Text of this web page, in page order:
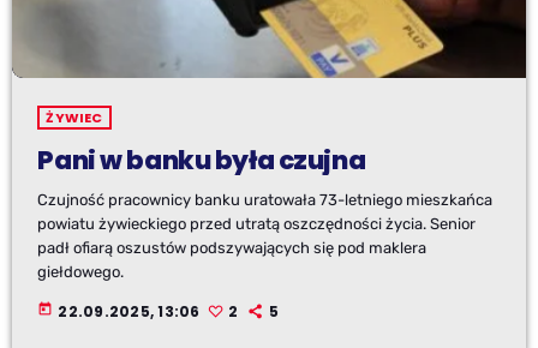
ŻYWIEC
Pani w banku była czujna
Czujność pracownicy banku uratowała 73-letniego mieszkańca
powiatu żywieckiego przed utratą oszczędności życia. Senior
padł ofiarą oszustów podszywających się pod maklera
giełdowego.
today 22.09.2025, 13:06 2 5